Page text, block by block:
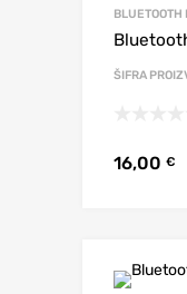
ŠIFRA
16,00 €